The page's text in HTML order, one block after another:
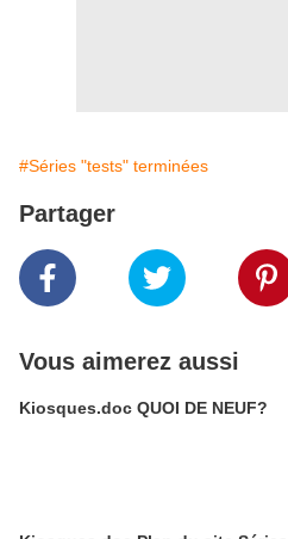
#Séries "tests" terminées
Partager
Vous aimerez aussi
Kiosques.doc QUOI DE NEUF?